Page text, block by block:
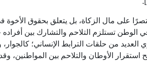
على مال الزكاة، بل يتعلق بحقوق الأخوة في
الوطن تستلزم التلاحم والتشارك بين أفراده
من حلقات الترابط الإنساني؛ كالجوار،
الأوطان والتلاحم بين